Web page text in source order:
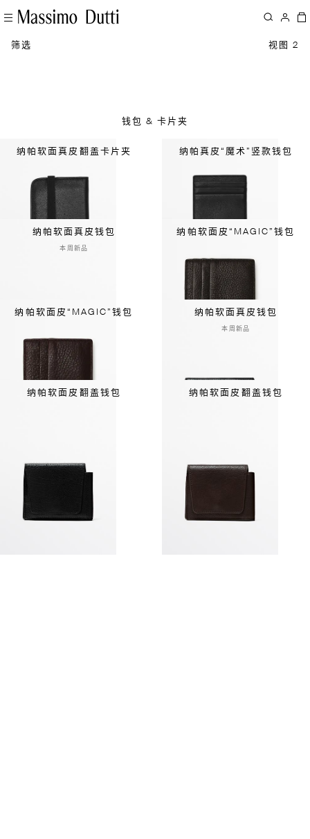
筛选 视图 2
钱包 & 卡片夹
纳帕软面真皮翻盖卡片夹 纳帕真皮“魔术”竖款钱包
纳帕软面真皮钱包
本周新品
纳帕软面皮“MAGIC”钱包
纳帕软面皮“MAGIC”钱包 纳帕软面真皮钱包
本周新品
纳帕软面皮翻盖钱包 纳帕软面皮翻盖钱包